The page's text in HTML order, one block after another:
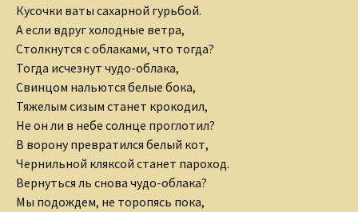
Кусочки ваты сахарной гурьбой.
А если вдруг холодные ветра,
Столкнутся с облаками, что тогда?
Тогда исчезнут чудо-облака,
Свинцом нальются белые бока,
Тяжелым сизым станет крокодил,
Не он ли в небе солнце проглотил?
В ворону превратился белый кот,
Чернильной кляксой станет пароход.
Вернуться ль снова чудо-облака?
Мы подождем, не торопясь пока,